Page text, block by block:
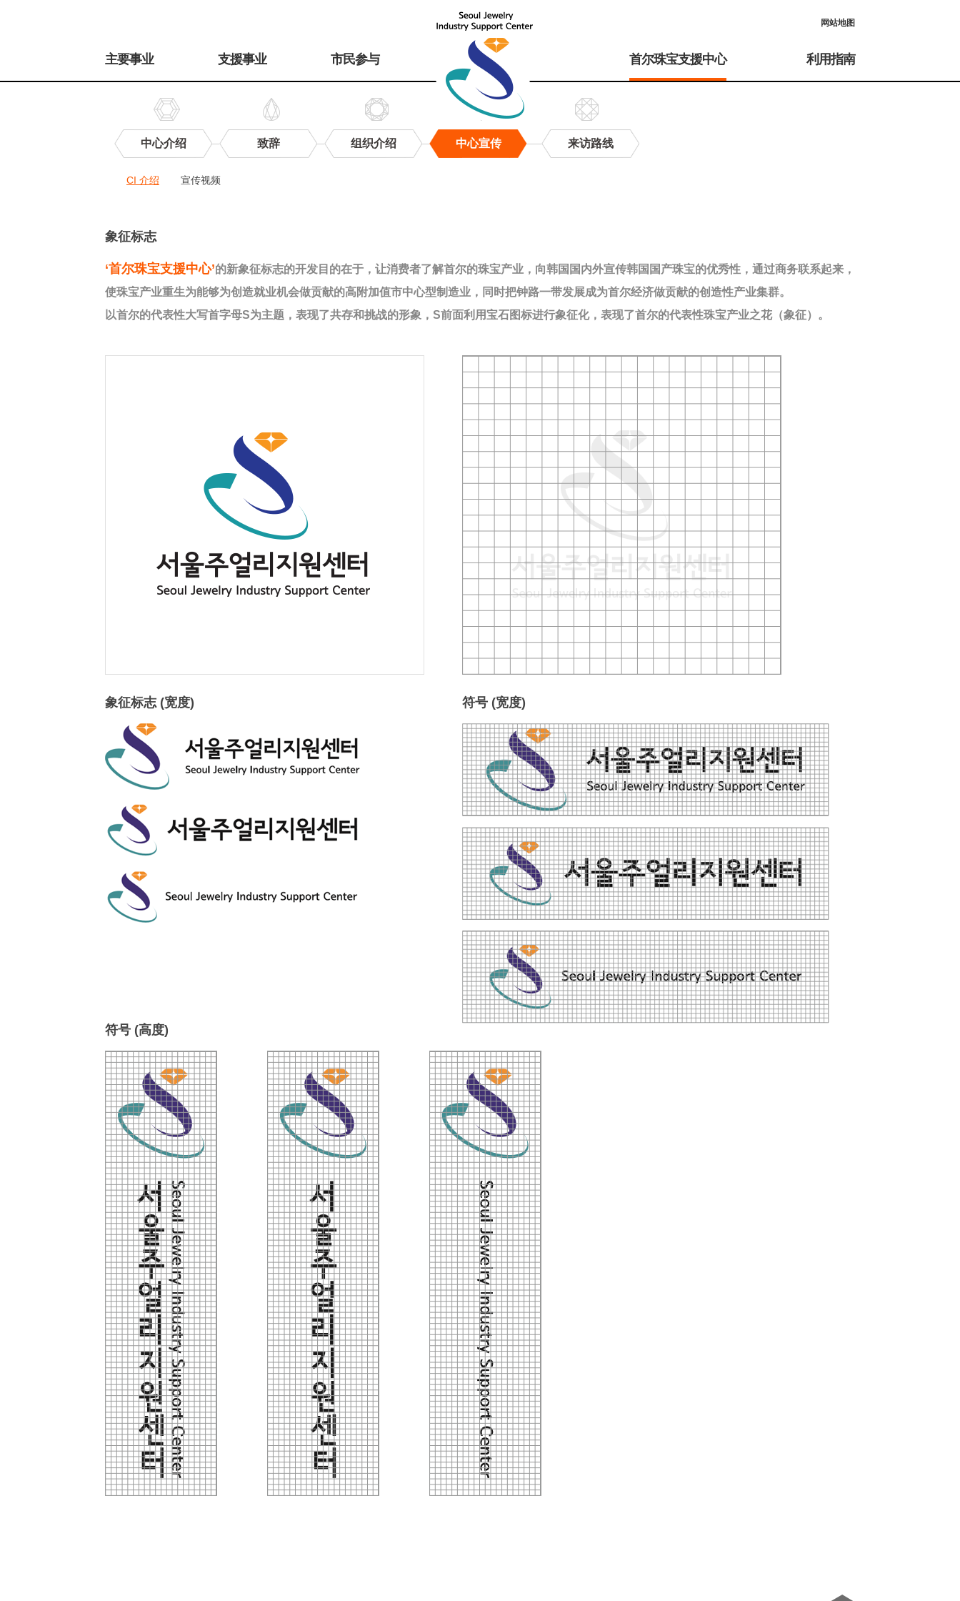
网站地图
메
主要事业 支援事业 市民参与 首尔珠宝支援中心 利用指南
中心介绍 致辞 组织介绍 中心宣传 来访路线
CI 介绍 宣传视频
绍
象征标志
‘首尔珠宝支援中心’的新象征标志的开发目的在于，让消费者了解首尔的珠宝产业，向韩国国内外宣传韩国国产珠宝的优秀性，通过商务联系起来，
使珠宝产业重生为能够为创造就业机会做贡献的高附加值市中心型制造业，同时把钟路一带发展成为首尔经济做贡献的创造性产业集群。
以首尔的代表性大写首字母S为主题，表现了共存和挑战的形象，S前面利用宝石图标进行象征化，表现了首尔的代表性珠宝产业之花（象征）。
象征标志 (宽度) 符号 (宽度)
符号 (高度)